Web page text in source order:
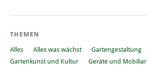
THEMEN
Alles Alles was wächst
Gartengestaltung
Gartenkunst und Kultur
Geräte und Mobiliar